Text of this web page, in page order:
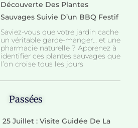
Découverte Des Plantes
Sauvages Suivie D’un BBQ Festif
Saviez-vous que votre jardin cache
un véritable garde-manger… et une
pharmacie naturelle ? Apprenez à
identifier ces plantes sauvages que
l’on croise tous les jours
Passées
25 Juillet : Visite Guidée De La